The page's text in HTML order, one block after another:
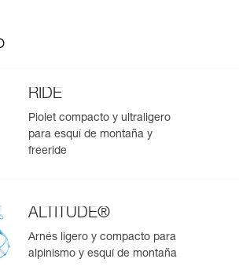
RIDE
Piolet compacto y ultraligero
para esquí de montaña y
freeride
ALTITUDE®
Arnés ligero y compacto para
alpinismo y esquí de montaña